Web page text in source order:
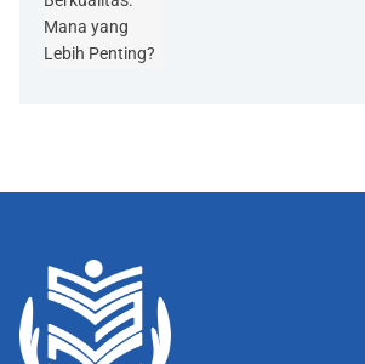
Mana yang
Lebih Penting?